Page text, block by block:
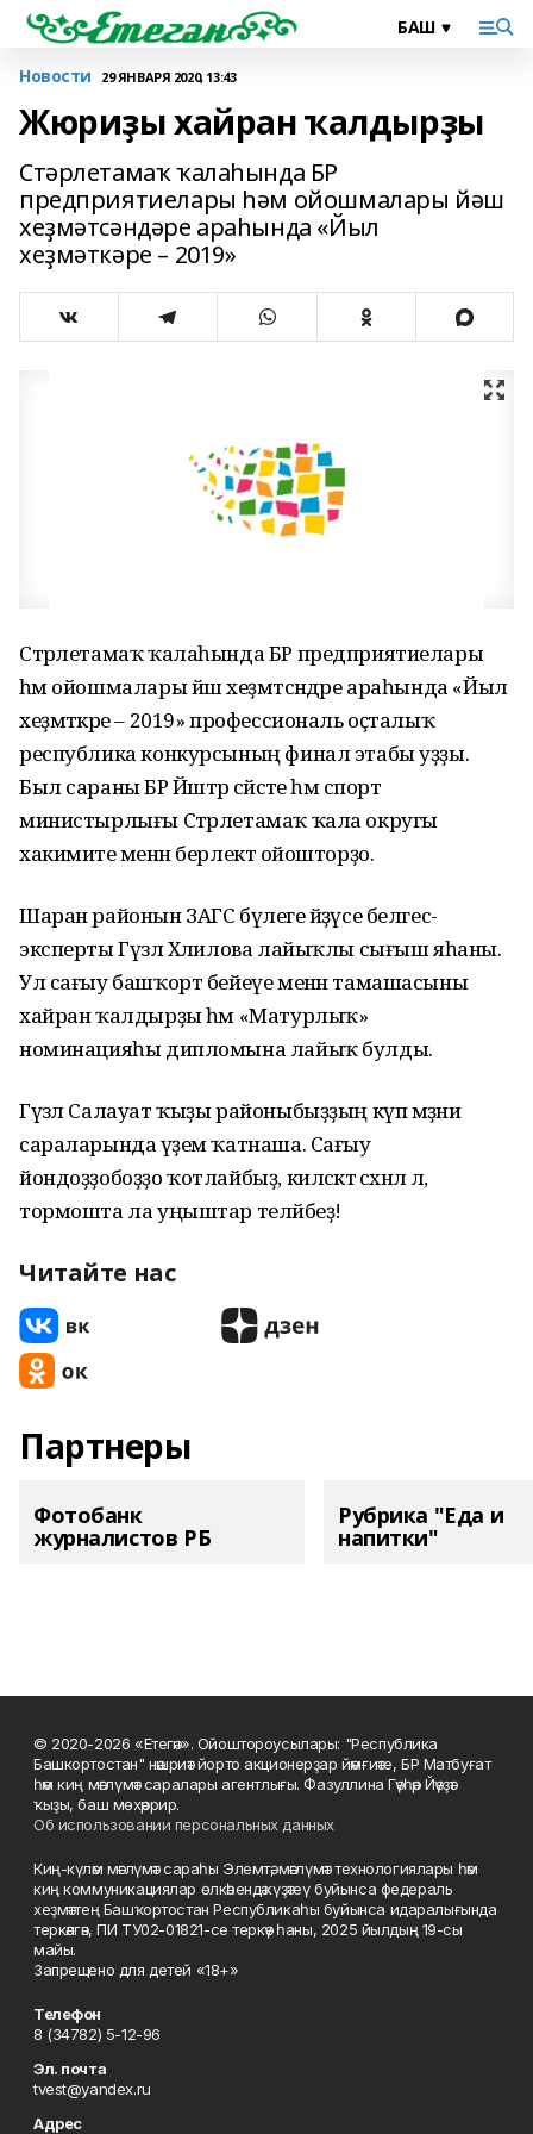
Новости 29 ЯНВАРЯ 2020, 13:43
Жюриҙы хайран ҡалдырҙы
Стәрлетамаҡ ҡалаһында БР
предприятиелары һәм ойошмалары йәш
хеҙмәтсәндәре араһында «Йыл
хеҙмәткәре – 2019»
Стәрлетамаҡ ҡалаһында БР предприятиелары
һәм ойошмалары йәш хеҙмәтсәндәре араһында «Йыл
хеҙмәткәре – 2019» профессиональ оҫталыҡ
республика конкурсының финал этабы уҙҙы.
Был сараны БР Йәштәр сәйәсәте һәм спорт
министырлығы Стәрлетамаҡ ҡала округы
хакимиәте менән берлектә ойошторҙо.
Шаран районын ЗАГС бүлеге әйҙәүсе белгес-
эксперты Гүзәл Хәлилова лайыҡлы сығыш яһаны.
Ул сағыу башҡорт бейеүе менән тамашасыны
хайран ҡалдырҙы һәм «Матурлыҡ»
номинацияһы дипломына лайыҡ булды.
Гүзәл Салауат ҡыҙы районыбыҙҙың күп мәҙәни
сараларында әүҙем ҡатнаша. Сағыу
йондоҙҙобоҙҙо ҡотлайбыҙ, киләсәктә сәхнәлә лә,
тормошта ла уңыштар теләйбеҙ!
Читайте нас
Партнеры
Фотобанк
журналистов РБ
Рубрика "Еда и
напитки"
© 2020-2026 «Етегән». Ойоштороусылары: "Республика
Башкортостан" нәшриәт йорто акционерҙар йәмғиәте, БР Матбуғат
һәм киң мәғлүмәт саралары агентлығы. Фазуллина Гәүһәр Йәүҙәт
ҡыҙы, баш мөхәррир.
Об использовании персональных данных
Киң-күләм мәғлүмәт сараһы Элемтә, мәғлүмәт технологиялары һәм
киң коммуникациялар өлкәһендә күҙәтеү буйынса федераль
хеҙмәттең Башҡортостан Республикаһы буйынса идаралығында
теркәлгән, ПИ ТУ02-01821-се теркәү һаны, 2025 йылдың 19-сы
майы.
Запрещено для детей «18+»
Телефон
8 (34782) 5-12-96
Эл. почта
tvest@yandex.ru
Адрес